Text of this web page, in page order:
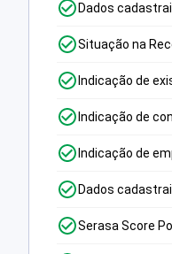
Dados
Situação na
Indicação de
Indicação de
Indicação de
Dados
Serasa Score